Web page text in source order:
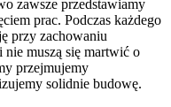
zawsze przedstawiamy
prac. Podczas każdego
przy zachowaniu
nie muszą się martwić o
przejmujemy
solidnie budowę.